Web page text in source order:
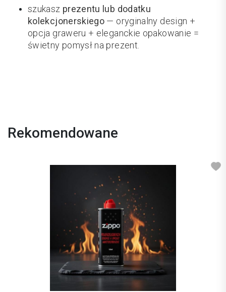
szukasz prezentu lub dodatku
kolekcjonerskiego — oryginalny design +
opcja graweru + eleganckie opakowanie =
świetny pomysł na prezent.
Rekomendowane